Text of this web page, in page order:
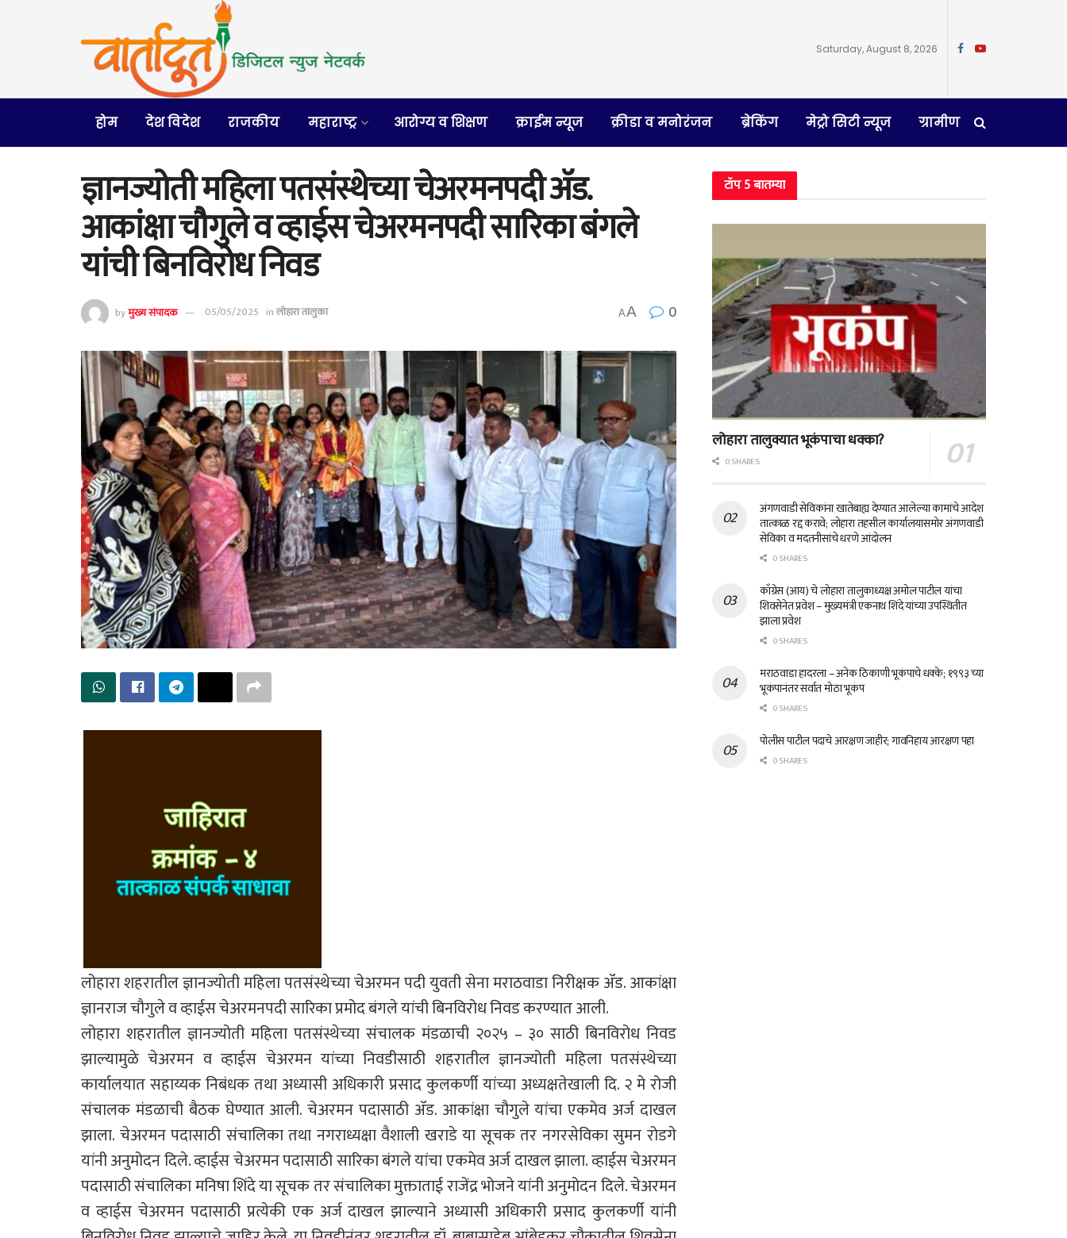
Saturday, August 8, 2026
होम देश विदेश राजकीय महाराष्ट्र आरोग्य व शिक्षण क्राईम न्यूज क्रीडा व मनोरंजन ब्रेकिंग मेट्रो सिटी न्यूज ग्रामीण
ज्ञानज्योती महिला पतसंस्थेच्या चेअरमनपदी ॲड.
आकांक्षा चौगुले व व्हाईस चेअरमनपदी सारिका बंगले
यांची बिनविरोध निवड
byमुख्य संपादक 05/05/2025 inलोहारा तालुका AA 0
लोहारा शहरातील ज्ञानज्योती महिला पतसंस्थेच्या चेअरमन पदी युवती सेना मराठवाडा निरीक्षक ॲड. आकांक्षा
ज्ञानराज चौगुले व व्हाईस चेअरमनपदी सारिका प्रमोद बंगले यांची बिनविरोध निवड करण्यात आली.
लोहारा शहरातील ज्ञानज्योती महिला पतसंस्थेच्या संचालक मंडळाची २०२५ – ३० साठी बिनविरोध निवड
झाल्यामुळे चेअरमन व व्हाईस चेअरमन यांच्या निवडीसाठी शहरातील ज्ञानज्योती महिला पतसंस्थेच्या
कार्यालयात सहाय्यक निबंधक तथा अध्यासी अधिकारी प्रसाद कुलकर्णी यांच्या अध्यक्षतेखाली दि. २ मे रोजी
संचालक मंडळाची बैठक घेण्यात आली. चेअरमन पदासाठी ॲड. आकांक्षा चौगुले यांचा एकमेव अर्ज दाखल
झाला. चेअरमन पदासाठी संचालिका तथा नगराध्यक्षा वैशाली खराडे या सूचक तर नगरसेविका सुमन रोडगे
यांनी अनुमोदन दिले. व्हाईस चेअरमन पदासाठी सारिका बंगले यांचा एकमेव अर्ज दाखल झाला. व्हाईस चेअरमन
पदासाठी संचालिका मनिषा शिंदे या सूचक तर संचालिका मुक्ताताई राजेंद्र भोजने यांनी अनुमोदन दिले. चेअरमन
व व्हाईस चेअरमन पदासाठी प्रत्येकी एक अर्ज दाखल झाल्याने अध्यासी अधिकारी प्रसाद कुलकर्णी यांनी
टॉप 5 बातम्या
लोहारा तालुक्यात भूकंपाचा धक्का?
0 SHARES
अंगणवाडी सेविकांना खातेबाह्य देण्यात आलेल्या कामांचे आदेश
तात्काळ रद्द करावे; लोहारा तहसील कार्यालयासमोर अंगणवाडी
सेविका व मदतनीसांचे धरणे आंदोलन
0 SHARES
काँग्रेस (आय) चे लोहारा तालुकाध्यक्ष अमोल पाटील यांचा
शिवसेनेत प्रवेश – मुख्यमंत्री एकनाथ शिंदे यांच्या उपस्थितीत
झाला प्रवेश
0 SHARES
मराठवाडा हादरला – अनेक ठिकाणी भूकंपाचे धक्के; १९९३ च्या
भूकंपानंतर सर्वात मोठा भूकंप
0 SHARES
पोलीस पाटील पदाचे आरक्षण जाहीर; गावनिहाय आरक्षण पहा
0 SHARES